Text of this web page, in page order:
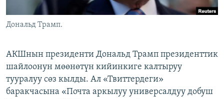
ЭЕ/АРнун бардык сайттары
Дональд Трамп.
АКШнын президенти Дональд Трамп президенттик
шайлоонун мөөнөтүн кийинкиге калтыруу
тууралуу сөз кылды. Ал «Твиттердеги»
баракчасына «Почта аркылуу универсалдуу добуш